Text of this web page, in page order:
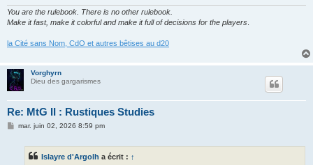
You are the rulebook. There is no other rulebook.
Make it fast, make it colorful and make it full of decisions for the players
la Cité sans Nom, CdO et autres bêtises au d20
Vorghyrn
Dieu des gargarismes
Re: MtG II : Rustiques Studies
Mmar. juin 02, 2026 8:59 pm
Islayre d'Argolh a écrit : ↑